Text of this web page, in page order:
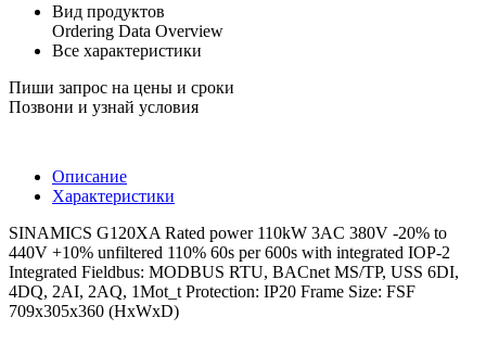
Вид продуктов
Ordering Data Overview
Все характеристики
Пиши запрос на цены и сроки
Позвони и узнай условия
Описание
Характеристики
SINAMICS G120XA Rated power 110kW 3AC 380V -20% to
440V +10% unfiltered 110% 60s per 600s with integrated IOP-2
Integrated Fieldbus: MODBUS RTU, BACnet MS/TP, USS 6DI,
4DQ, 2AI, 2AQ, 1Mot_t Protection: IP20 Frame Size: FSF
709x305x360 (HxWxD)